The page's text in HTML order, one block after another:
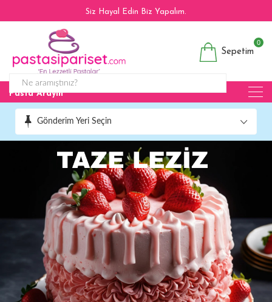
Siz Hayal Edin Biz Yapalım.
Sepetim
0
Pasta Arayın
Gönderim Yeri Seçin